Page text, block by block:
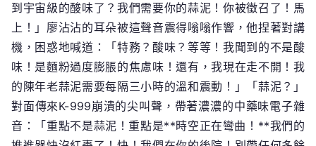
到宇宙級的酸味了？我們需要你的蒜泥！你被徵召了！馬
上！」廖沾沾的耳朵被這聲音震得嗡嗡作響，他捏著對講
機，困惑地喊道：「特務？酸味？等等！我聞到的不是酸
味！是麵粉過度膨脹的焦慮味！還有，我現在走不開！我
的陳年老蒜泥需要每隔三小時的溫和震動！」「蒜泥？」
對面傳來K-999崩潰的尖叫聲，帶著濃濃的中藥味電子雜
音：「重點不是蒜泥！重點是**時空正在彎曲！**我們的